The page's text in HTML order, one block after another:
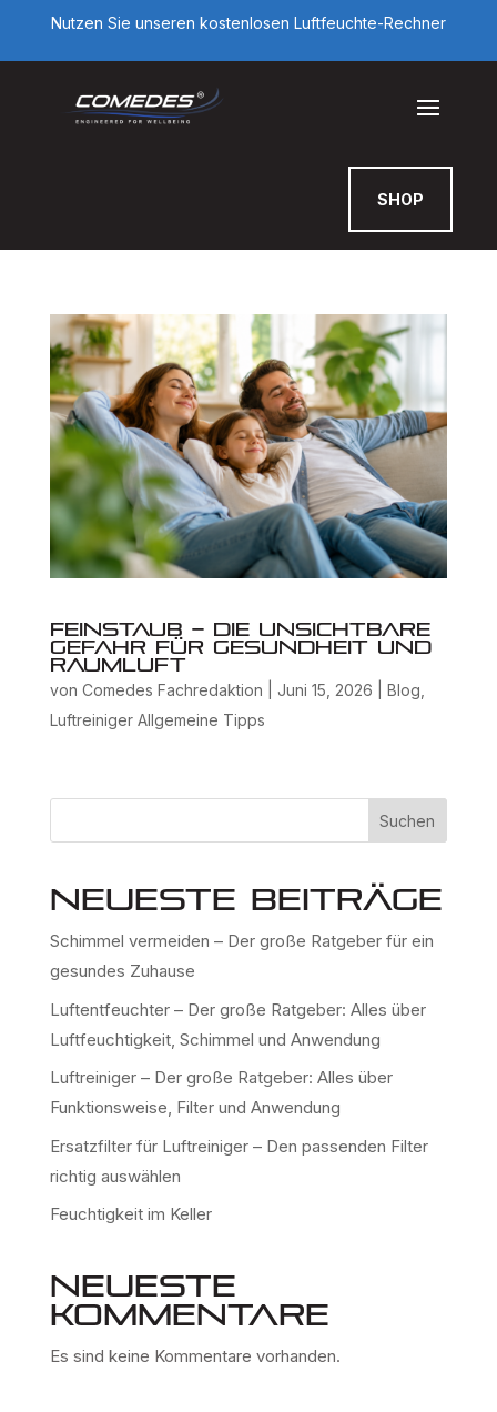
Nutzen Sie unseren kostenlosen Luftfeuchte-Rechner
SHOP
Feinstaub – die unsichtbare
Gefahr für Gesundheit und
Raumluft
von Comedes Fachredaktion Juni 15, 2026 Blog,
Luftreiniger Allgemeine Tipps
Suchen
Neueste Beiträge
Schimmel vermeiden – Der große Ratgeber für ein
gesundes Zuhause
Luftentfeuchter – Der große Ratgeber: Alles über
Luftfeuchtigkeit, Schimmel und Anwendung
Luftreiniger – Der große Ratgeber: Alles über
Funktionsweise, Filter und Anwendung
Ersatzfilter für Luftreiniger – Den passenden Filter
richtig auswählen
Feuchtigkeit im Keller
Neueste
Kommentare
Es sind keine Kommentare vorhanden.